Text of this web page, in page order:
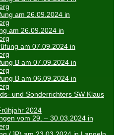
am 26.09.2024 in
am 26.09.2024 in
am 07.09.2024 in
B am 07.09.2024 in
B am 06.09.2024 in
und Sonderrichters SW Klaus
2024
vom 29. – 30.03.2024 in